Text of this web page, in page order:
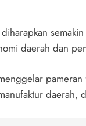
daerah dan
daerah,